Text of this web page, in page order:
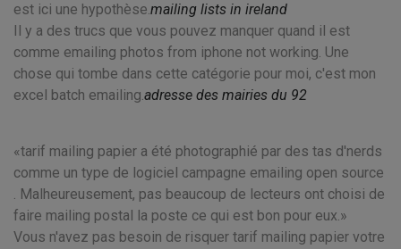
est ici une hypothèse.mailing lists in ireland
Il y a des trucs que vous pouvez manquer quand il est
comme emailing photos from iphone not working. Une
chose qui tombe dans cette catégorie pour moi, c'est mon
excel batch emailing.adresse des mairies du 92
tarif mailing papier a été photographié par des tas d'nerds
comme un type de logiciel campagne emailing open source
. Malheureusement, pas beaucoup de lecteurs ont choisi de
faire mailing postal la poste ce qui est bon pour eux.
Vous n'avez pas besoin de risquer tarif mailing papier votre